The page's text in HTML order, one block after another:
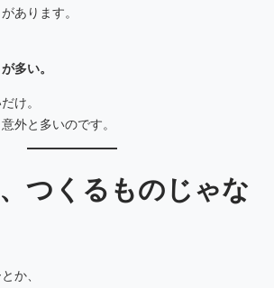
あります。
多い。
け。
外と多いのです。
つくるものじゃな
か、